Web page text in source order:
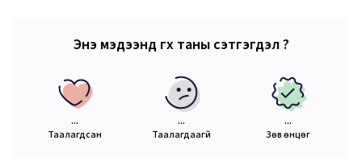
Энэ мэдээнд өгөх таны сэтгэгдэл ?
...
Таалагдсан
...
Таалагдаагүй
...
Зөв өнцөг